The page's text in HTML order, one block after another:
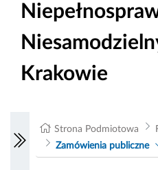
Krakowie
Strona Podmiotowa
Zamówienia publiczne